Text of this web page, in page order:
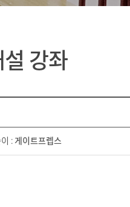
설 강좌
: 게이트프렙스